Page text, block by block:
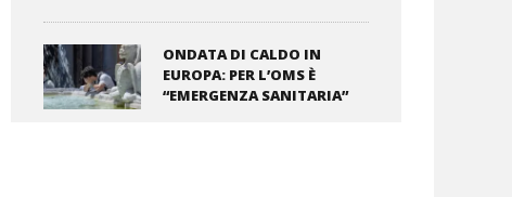
ONDATA DI CALDO IN
EUROPA: PER L’OMS È
“EMERGENZA SANITARIA”